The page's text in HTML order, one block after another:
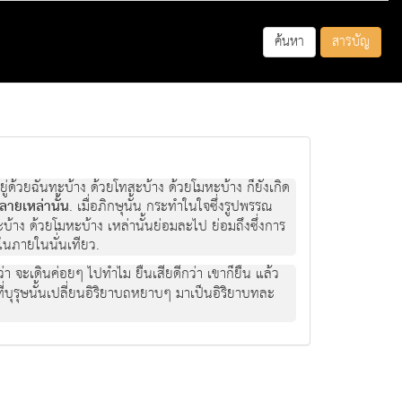
ค้นหา สารบัญ
ยฉันทะบ้าง ด้วยโทสะบ้าง ด้วยโมหะบ้าง ก็ยังเกิด
ยเหล่านั้น. เมื่อภิกษุนั้น กระทำในใจซึ่งรูปพรรณ
ง ด้วยโมหะบ้าง เหล่านั้นย่อมละไป ย่อมถึงซึ่งการ
ภายในนั่นเทียว.
จะเดินค่อยๆ ไปทำไม ยืนเสียดีกว่า เขาก็ยืน แล้ว
รุษนั้นเปลี่ยนอิริยาบถหยาบๆ มาเป็นอิริยาบทละ